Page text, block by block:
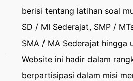
berisi tentang latihan soal
SD / MI Sederajat, SMP /
SMA / MA Sederajat hingga
Website ini hadir dalam
berpartisipasi dalam misi